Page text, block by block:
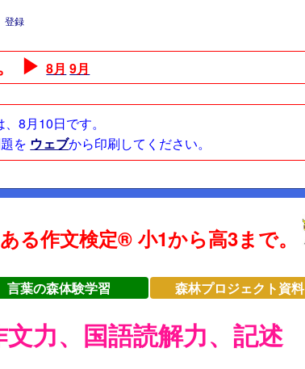
登録
。 ▶8月 9月
8月10日です。
を ウェブから印刷してください。
る作文検定® 小1から高3まで。
言葉の森体験学習 森林プロジェクト資料
力、国語読解力、記述